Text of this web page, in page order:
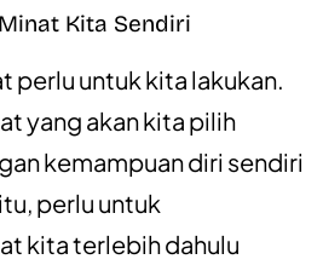
Kita Sendiri
perlu untuk kita lakukan.
yang akan kita pilih
kemampuan diri sendiri
perlu untuk
kita terlebih dahulu